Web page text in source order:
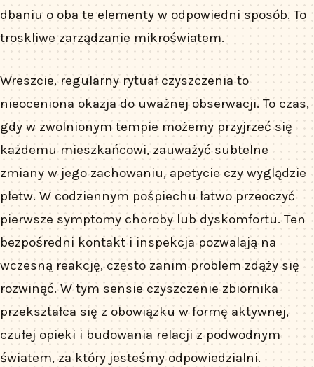
dbaniu o oba te elementy w odpowiedni sposób. To
troskliwe zarządzanie mikroświatem.
Wreszcie, regularny rytuał czyszczenia to
nieoceniona okazja do uważnej obserwacji. To czas,
gdy w zwolnionym tempie możemy przyjrzeć się
każdemu mieszkańcowi, zauważyć subtelne
zmiany w jego zachowaniu, apetycie czy wyglądzie
płetw. W codziennym pośpiechu łatwo przeoczyć
pierwsze symptomy choroby lub dyskomfortu. Ten
bezpośredni kontakt i inspekcja pozwalają na
wczesną reakcję, często zanim problem zdąży się
rozwinąć. W tym sensie czyszczenie zbiornika
przekształca się z obowiązku w formę aktywnej,
czułej opieki i budowania relacji z podwodnym
światem, za który jesteśmy odpowiedzialni.